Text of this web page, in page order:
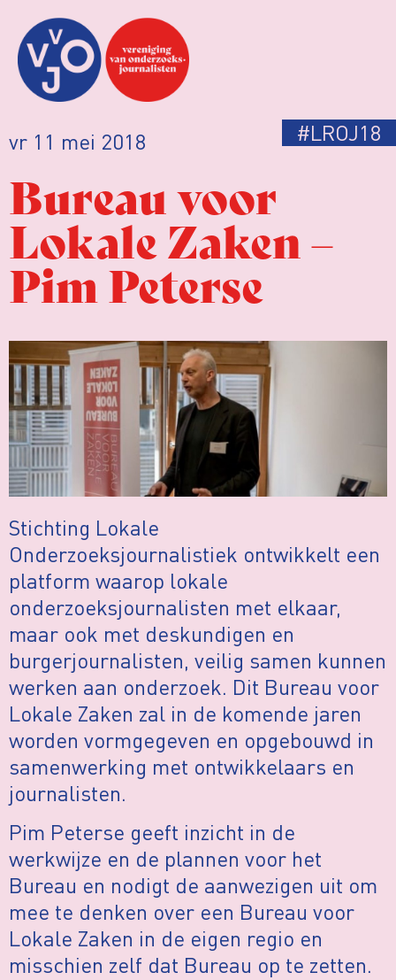
vr 11 mei 2018 #LROJ18
Bureau voor
Lokale Zaken –
Pim Peterse
Stichting Lokale
Onderzoeksjournalistiek ontwikkelt een
platform waarop lokale
onderzoeksjournalisten met elkaar,
maar ook met deskundigen en
burgerjournalisten, veilig samen kunnen
werken aan onderzoek. Dit Bureau voor
Lokale Zaken zal in de komende jaren
worden vormgegeven en opgebouwd in
samenwerking met ontwikkelaars en
journalisten.
Pim Peterse geeft inzicht in de
werkwijze en de plannen voor het
Bureau en nodigt de aanwezigen uit om
mee te denken over een Bureau voor
Lokale Zaken in de eigen regio en
misschien zelf dat Bureau op te zetten.